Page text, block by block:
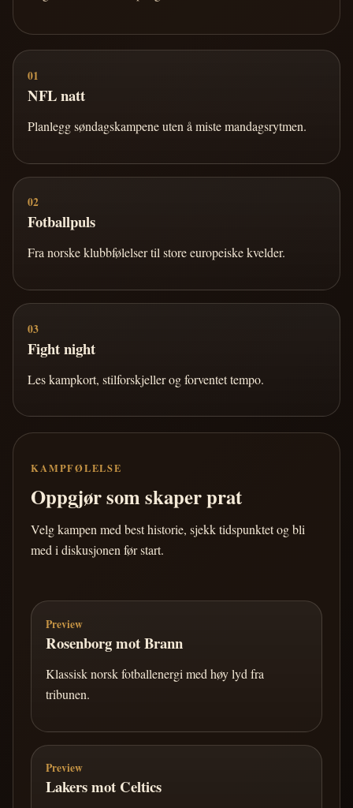
01
NFL natt
Planlegg søndagskampene uten å miste mandagsrytmen.
02
Fotballpuls
Fra norske klubbfølelser til store europeiske kvelder.
03
Fight night
Les kampkort, stilforskjeller og forventet tempo.
KAMPFØLELSE
Oppgjør som skaper prat
Velg kampen med best historie, sjekk tidspunktet og bli
med i diskusjonen før start.
Preview
Rosenborg mot Brann
Klassisk norsk fotballenergi med høy lyd fra
tribunen.
Preview
Lakers mot Celtics